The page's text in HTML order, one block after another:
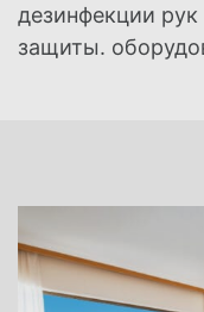
дезинфекции
защиты.